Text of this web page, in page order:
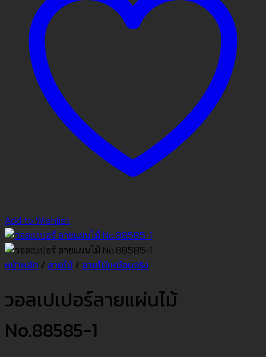
Add to Wishlist
หน้าหลัก / ลายไม้ / ลายไม้เหมือนจริง
วอลเปเปอร์ลายแผ่นไม้
No.88585-1